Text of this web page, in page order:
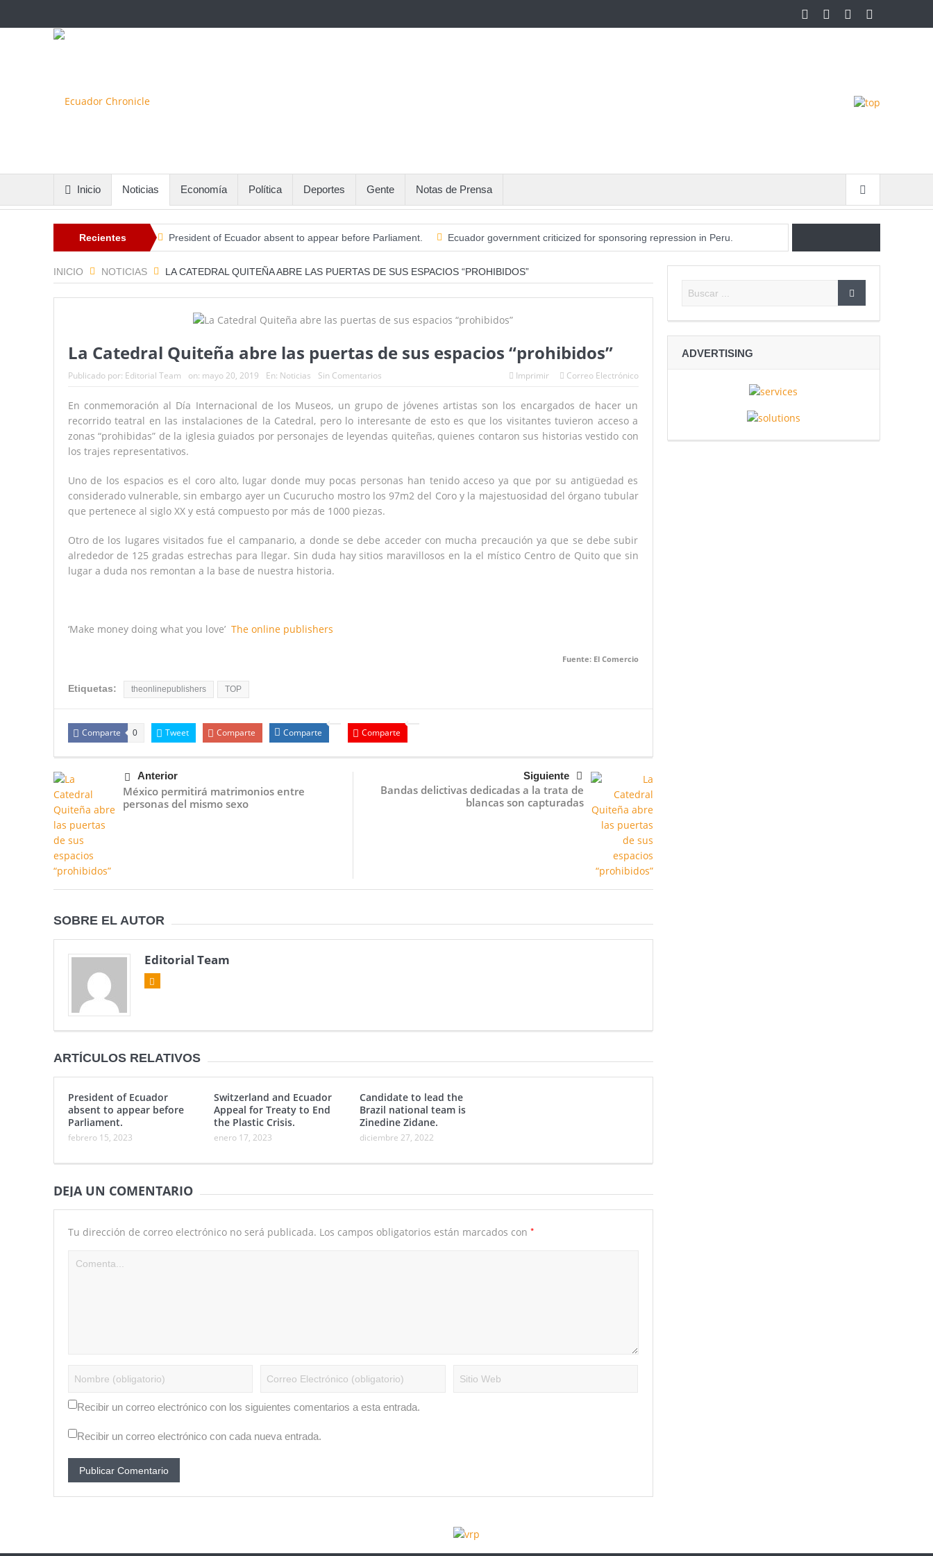
Inicio Noticias Economía Política Deportes Gente Notas de Prensa
Recientes President of Ecuador absent to appear before Parliament. Ecuador government criticized for sponsoring repression in Peru.
Switzerland and Ecuador Appeal for Treaty to End the Plastic Crisis. You must have these foods in order to gain muscle.
Explosion of the largest cylindrical aquarium in Berlin hotel.
With the president of Ecuador Biden discusses the economy cartels and security
INICIO NOTICIAS LA CATEDRAL QUITEÑA ABRE LAS PUERTAS DE SUS ESPACIOS “PROHIBIDOS”
La Catedral Quiteña abre las puertas de sus espacios “prohibidos”
Publicado por: Editorial Team on: mayo 20, 2019 En: Noticias Sin Comentarios Imprimir Correo Electrónico
En conmemoración al Día Internacional de los Museos, un grupo de jóvenes artistas son los encargados de hacer un
recorrido teatral en las instalaciones de la Catedral, pero lo interesante de esto es que los visitantes tuvieron acceso a
zonas “prohibidas” de la iglesia guiados por personajes de leyendas quiteñas, quienes contaron sus historias vestido con
los trajes representativos.
Uno de los espacios es el coro alto, lugar donde muy pocas personas han tenido acceso ya que por su antigüedad es
considerado vulnerable, sin embargo ayer un Cucurucho mostro los 97m2 del Coro y la majestuosidad del órgano tubular
que pertenece al siglo XX y está compuesto por más de 1000 piezas.
Otro de los lugares visitados fue el campanario, a donde se debe acceder con mucha precaución ya que se debe subir
alrededor de 125 gradas estrechas para llegar. Sin duda hay sitios maravillosos en la el místico Centro de Quito que sin
lugar a duda nos remontan a la base de nuestra historia.
‘Make money doing what you love’ The online publishers
Fuente: El Comercio
Etiquetas: theonlinepublishers TOP
Comparte 0 Tweet Comparte Comparte Comparte
Anterior
México permitirá matrimonios entre
personas del mismo sexo
Siguiente
Bandas delictivas dedicadas a la trata de
blancas son capturadas
SOBRE EL AUTOR
Editorial Team
ARTÍCULOS RELATIVOS
President of Ecuador
absent to appear before
Parliament.
febrero 15, 2023
Switzerland and Ecuador
Appeal for Treaty to End
the Plastic Crisis.
enero 17, 2023
Candidate to lead the
Brazil national team is
Zinedine Zidane.
diciembre 27, 2022
DEJA UN COMENTARIO
Tu dirección de correo electrónico no será publicada. Los campos obligatorios están marcados con *
Recibir un correo electrónico con los siguientes comentarios a esta entrada.
Recibir un correo electrónico con cada nueva entrada.
ADVERTISING